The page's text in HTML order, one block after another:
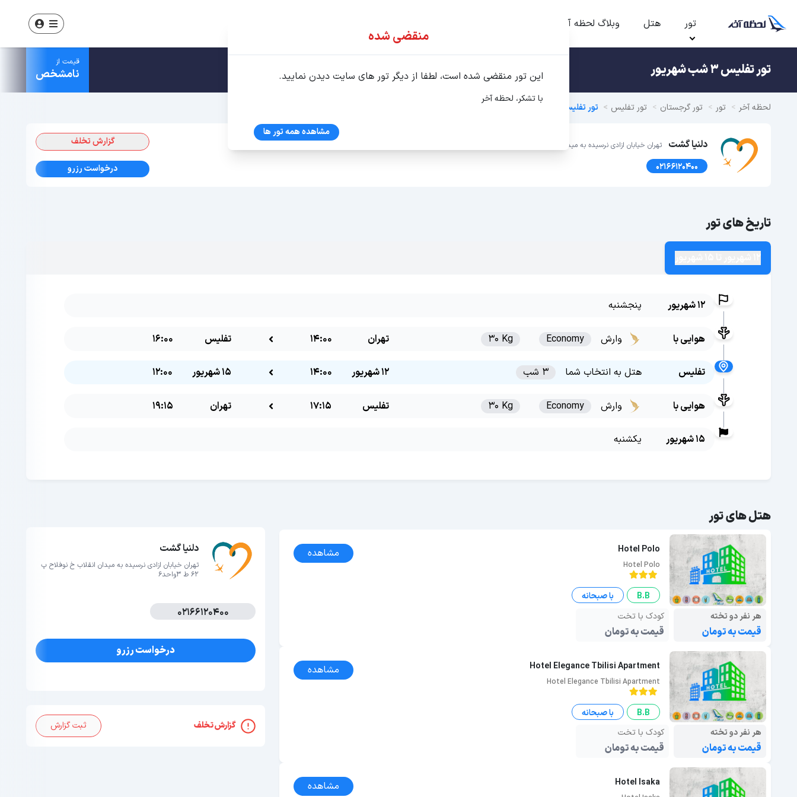
تور هتل وبلاگ لحظه آخر
تور تفلیس 3 شب شهریور قیمت از
نامشخص
لحظه آخر تور تور گرجستان تور تفلیس تور تفلیس
دلنیا گشت تهران خیابان ازادی نرسیده به میدان انقلاب خ نوفلاح پ 62 ط 3واحد6
02166120400
گزارش تخلف
درخواست رزرو
تاریخ های تور
12 شهریور پنجشنبه
هوایی با وارش Economy
30 Kg تهران 14:00 تفلیس 16:00
تفلیس هتل به انتخاب شما 3 شب 12 شهریور 14:00 15 شهریور 12:00
هوایی با وارش Economy
30 Kg تفلیس 17:15 تهران 19:15
15 شهریور یکشنبه
هتل های تور
Hotel Polo
Hotel Polo
مشاهده
B.B
با صبحانه
هر نفر دو تخته
قیمت به تومان
کودک با تخت
قیمت به تومان
Hotel Elegance Tbilisi Apartment
Hotel Elegance Tbilisi Apartment
مشاهده
B.B
با صبحانه
هر نفر دو تخته
قیمت به تومان
کودک با تخت
قیمت به تومان
Hotel Isaka مشاهده
دلنیا گشت
تهران خیابان ازادی نرسیده به میدان انقلاب خ نوفلاح پ
62 ط 3واحد6
02166120400
درخواست رزرو
گزارش تخلف ثبت گزارش
منقضی شده
این تور منقضی شده است، لطفا از دیگر تور های سایت دیدن نمایید.
با تشکر، لحظه آخر
مشاهده همه تور ها